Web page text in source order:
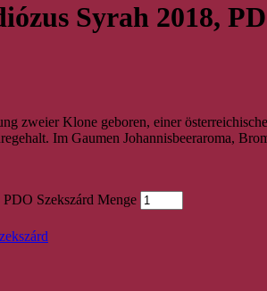
Syrah 2018,
zweier Klone geboren, einer
Im Gaumen Johannisbeeraroma,
Szekszárd Menge